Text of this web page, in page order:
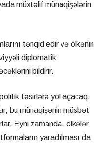
müxtəlif münaqişələrin
tənqid edir və ölkənin
diplomatik
bildirir.
təsirlərə yol açacaq.
bu münaqişənin müsbət
Eyni zamanda, ölkələr
yaradılması da